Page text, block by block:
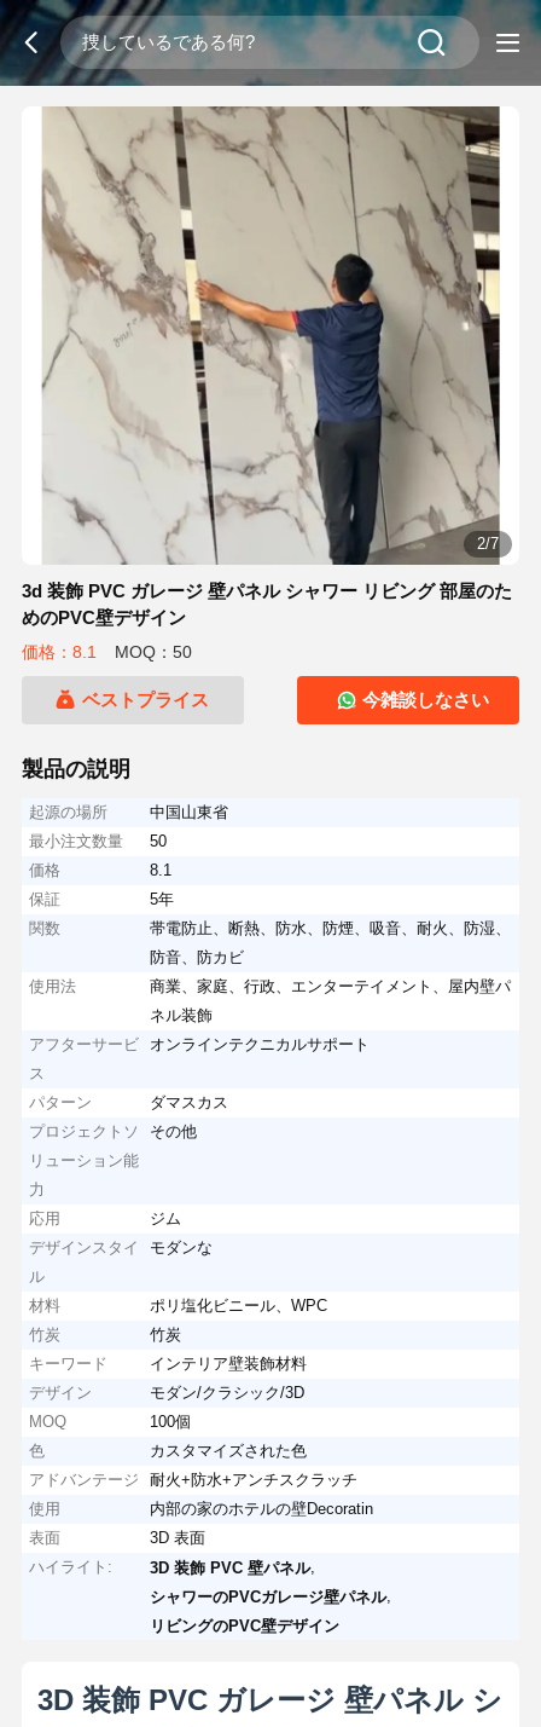
2/7
3d 装飾 PVC ガレージ 壁パネル シャワー リビング 部屋のた
めのPVC壁デザイン
価格：8.1 MOQ：50
ベストプライス 今雑談しなさい
製品の説明
起源の場所
中国山東省
最小注文数量
50
価格
8.1
保証
5年
関数
帯電防止、断熱、防水、防煙、吸音、耐火、防湿、
防音、防カビ
使用法
商業、家庭、行政、エンターテイメント、屋内壁パ
ネル装飾
アフターサービ
ス
オンラインテクニカルサポート
パターン
ダマスカス
プロジェクトソ
リューション能
力
その他
応用
ジム
デザインスタイ
ル
モダンな
材料
ポリ塩化ビニール、WPC
竹炭
竹炭
キーワード
インテリア壁装飾材料
デザイン
モダン/クラシック/3D
MOQ
100個
色
カスタマイズされた色
アドバンテージ
耐火+防水+アンチスクラッチ
使用
内部の家のホテルの壁Decoratin
表面
3D 表面
ハイライト:
3D 装飾 PVC 壁パネル,
シャワーのPVCガレージ壁パネル,
リビングのPVC壁デザイン
3D 装飾 PVC ガレージ 壁パネル シ